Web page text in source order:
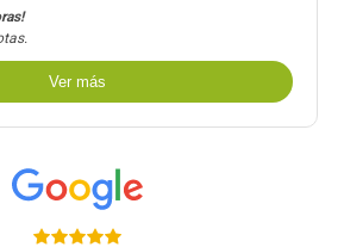
Ver más